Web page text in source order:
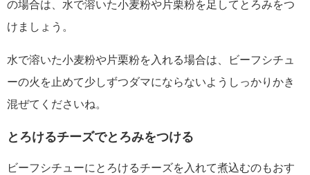
の場合は、水で溶いた小麦粉や片栗粉を足してとろみをつ
けましょう。
水で溶いた小麦粉や片栗粉を入れる場合は、ビーフシチュ
ーの火を止めて少しずつダマにならないようしっかりかき
混ぜてくださいね。
とろけるチーズでとろみをつける
ビーフシチューにとろけるチーズを入れて煮込むのもおす